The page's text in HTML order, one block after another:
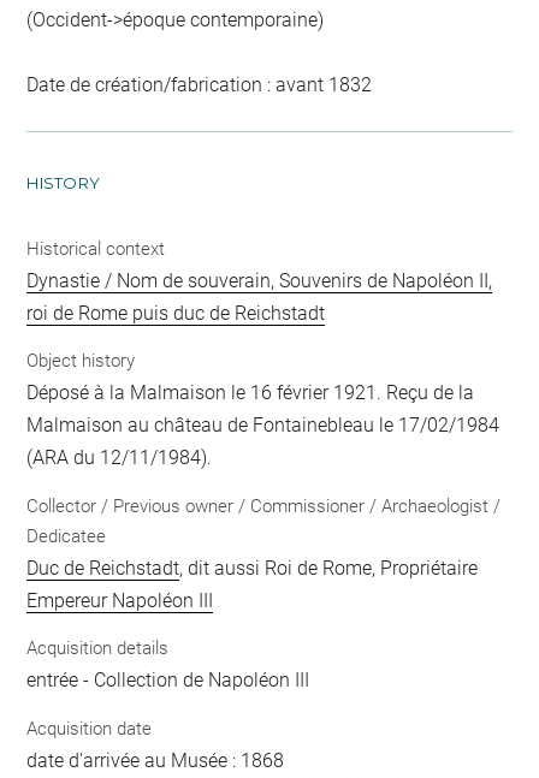
(Occident->époque contemporaine)
Date de création/fabrication : avant 1832
HISTORY
Historical context
Dynastie / Nom de souverain, Souvenirs de Napoléon II,
roi de Rome puis duc de Reichstadt
Object history
Déposé à la Malmaison le 16 février 1921. Reçu de la
Malmaison au château de Fontainebleau le 17/02/1984
(ARA du 12/11/1984).
Collector / Previous owner / Commissioner / Archaeologist /
Dedicatee
Duc de Reichstadt, dit aussi Roi de Rome, Propriétaire
Empereur Napoléon III
Acquisition details
entrée - Collection de Napoléon III
Acquisition date
date d'arrivée au Musée : 1868